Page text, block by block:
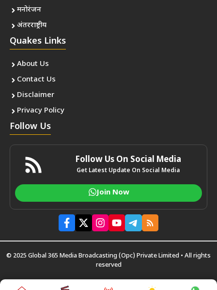
मनोरंजन
अंतरराष्ट्रीय
Quakes Links
About Us
Contact Us
Disclaimer
Privacy Policy
Follow Us
Follow Us On Social Media
Get Latest Update On Social Media
Join Now
© 2025 Global 365 Media Broadcasting (Opc) Private Limited • All rights
reserved